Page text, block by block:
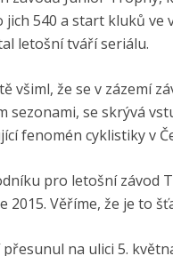
540 a start kluků
letošní tváří seriálu.
všiml, že se v zázemí
se skrývá
fenomén cyklistiky v
pro letošní závod
2015. Věříme, že je to
na ulici 5.